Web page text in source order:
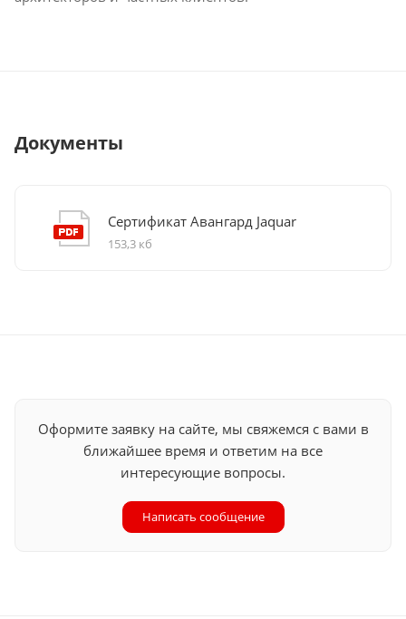
Документы
Сертификат Авангард Jaquar
153,3 кб
Оформите заявку на сайте, мы свяжемся с вами в
ближайшее время и ответим на все
интересующие вопросы.
Написать сообщение